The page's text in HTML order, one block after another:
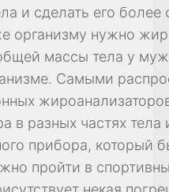
и сделать его
организму нужно
массы тела у
Самыми
разных частях тела
прибора, который
пройти в